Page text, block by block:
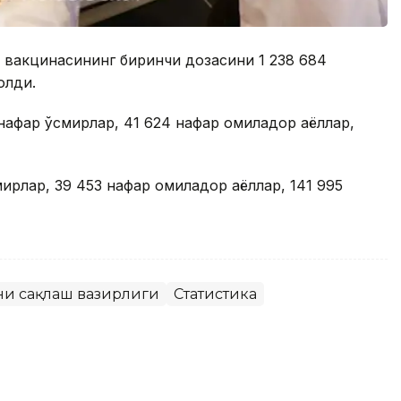
вакцинасининг биринчи дозасини 1 238 684
ўсмирлар, 41 624 нафар ҳомиладор аёллар,
39 453 нафар ҳомиладор аёллар, 141 995
сақлаш вазирлиги Статистика